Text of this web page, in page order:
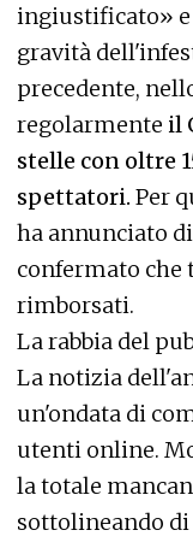
ingiustificato» e
gravità
precedente,
regolarmente il
stelle con oltre
spettatori. Per
ha annunciato
confermato
rimborsati.
La rabbia del
La notizia
un'ondata di
utenti online.
la totale
sottolineando